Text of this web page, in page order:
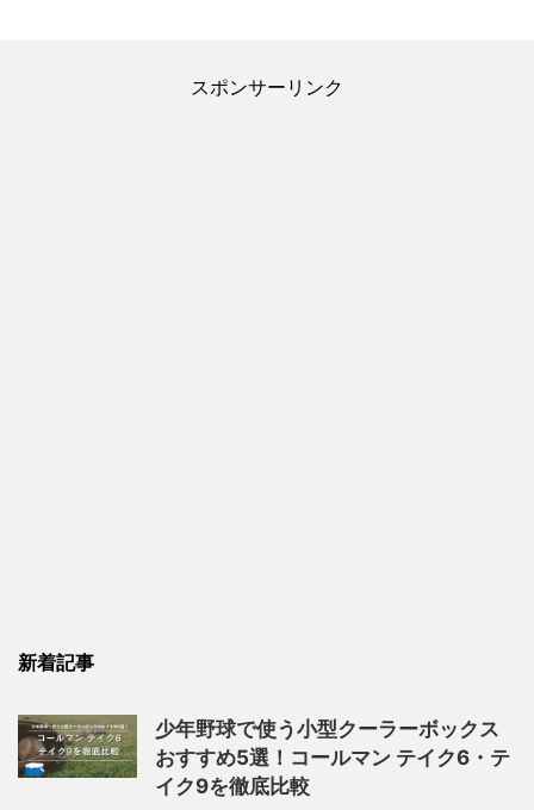
スポンサーリンク
新着記事
少年野球で使う小型クーラーボックス
おすすめ5選！コールマン テイク6・テ
イク9を徹底比較